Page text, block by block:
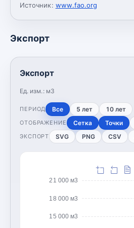
Источник: www.fao.org
Экспорт
Экспорт
Ед. изм.: м3
ПЕРИОД Все 5 лет 10 лет
ОТОБРАЖЕНИЕ Сетка Точки
ЭКСПОРТ SVG PNG CSV
15 000 м3
18 000 м3
21 000 м3